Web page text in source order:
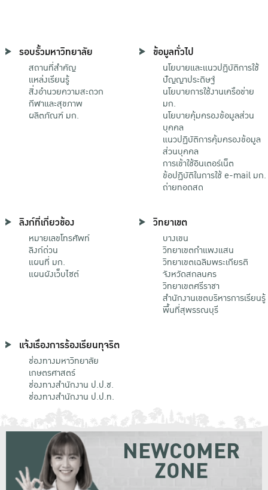
รอบรั้วมหาวิทยาลัย
สถานที่สำคัญ
แหล่งเรียนรู้
สิ่งอำนวยความสะดวก
กีฬาและสุขภาพ
ผลิตภัณฑ์ มก.
ข้อมูลทั่วไป
นโยบายและแนวปฏิบัติการใช้
ปัญญาประดิษฐ์
นโยบายการใช้งานเครือข่าย
มก.
นโยบายคุ้มครองข้อมูลส่วน
บุคคล
แนวปฏิบัติการคุ้มครองข้อมูล
ส่วนบุคคล
การเข้าใช้อินเตอร์เน็ต
ข้อปฏิบัติในการใช้ e-mail มก.
ถ่ายทอดสด
ลิงก์ที่เกี่ยวข้อง
หมายเลขโทรศัพท์
ลิงก์ด่วน
แผนที่ มก.
แผนผังเว็บไซต์
วิทยาเขต
บางเขน
วิทยาเขตกําแพงแสน
วิทยาเขตเฉลิมพระเกียรติ
จังหวัดสกลนคร
วิทยาเขตศรีราชา
สำนักงานเขตบริหารการเรียนรู้
พื้นที่สุพรรณบุรี
แจ้งเรื่องการร้องเรียนทุจริต
ช่องทางมหาวิทยาลัย
เกษตรศาสตร์
ช่องทางสำนักงาน ป.ป.ช.
ช่องทางสำนักงาน ป.ป.ท.
NEWCOMER
ZONE